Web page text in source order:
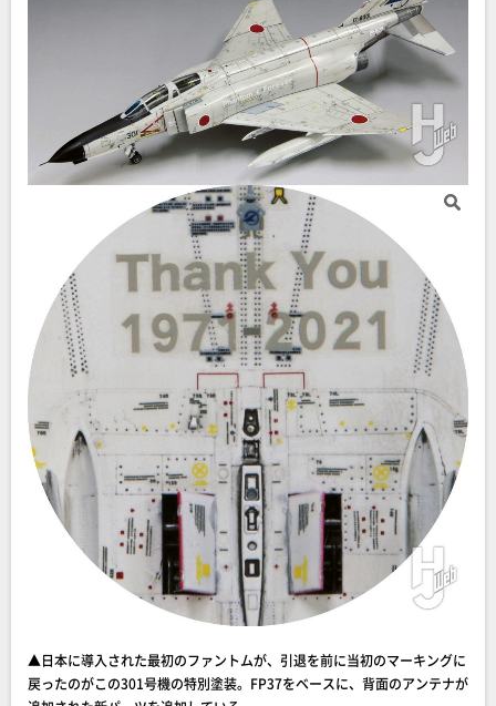
▲日本に導入された最初のファントムが、引退を前に当初のマーキングに
戻ったのがこの301号機の特別塗装。FP37をベースに、背面のアンテナが